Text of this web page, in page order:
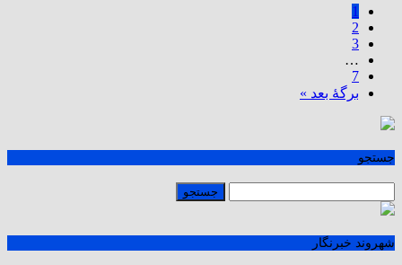
1
2
3
…
7
برگهٔ بعد »
جستجو
شهروند خبرنگار